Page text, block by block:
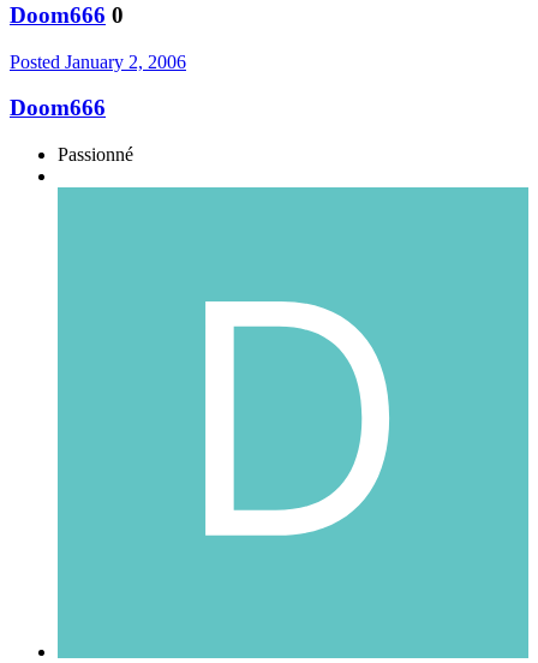
Doom666 0
Posted January 2, 2006
Doom666
Passionné